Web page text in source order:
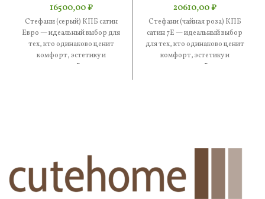
16500,00₽
Стефани (серый) КПБ сатин
Евро — идеальный выбор для
тех, кто одинаково ценит
комфорт, эстетику и
практичность. В составе —
20610,00₽
Стефани (чайная роза) КПБ
сатин 7Е — идеальный выбор
для тех, кто одинаково ценит
комфорт, эстетику и
практичность. В составе